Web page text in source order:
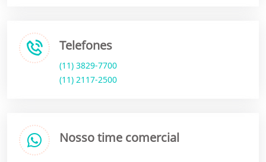
Telefones
(11) 3829-7700
(11) 2117-2500
Nosso time comercial